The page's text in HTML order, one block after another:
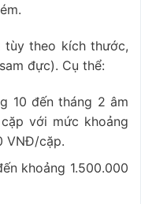
tùy theo kích thước,
đực). Cụ thể:
10 đến tháng 2 âm
với mức khoảng
VNĐ/cặp.
khoảng 1.500.000